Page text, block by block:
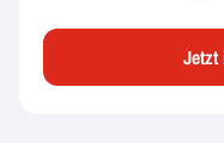
Jetzt